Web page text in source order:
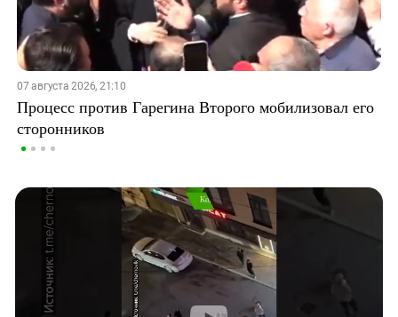
07 августа 2026, 21:10
Процесс против Гарегина Второго мобилизовал его
сторонников